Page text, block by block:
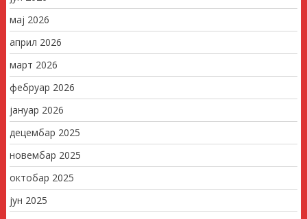
мај 2026
април 2026
март 2026
фебруар 2026
јануар 2026
децембар 2025
новембар 2025
октобар 2025
јун 2025